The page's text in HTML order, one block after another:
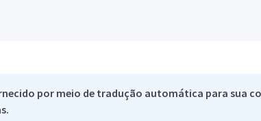
por meio de tradução automática para sua